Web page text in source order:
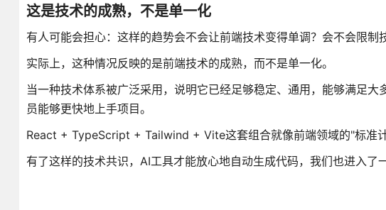
这是技术的成熟，不是单一化
有人可能会担心：这样的趋势会不会让前端技术变得单调？会不会限制
实际上，这种情况反映的是前端技术的成熟，而不是单一化。
当一种技术体系被广泛采用，说明它已经足够稳定、通用，能够满足
员能够更快地上手项目。
React + TypeScript + Tailwind + Vite这套组合就像前端领域的"标准
有了这样的技术共识，AI工具才能放心地自动生成代码，我们也进入了